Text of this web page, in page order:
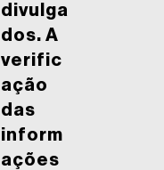
divulga
dos. A
verific
ação
das
inform
ações